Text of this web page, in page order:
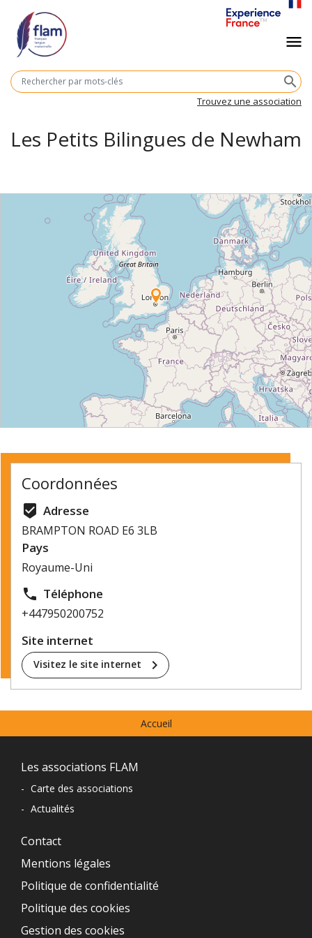
contenu
principal
Navigation
principalesearch
Trouvez une association
menu
Les Petits Bilingues de Newham
©OpenStreetMapcontributors.
Coordonnées
beenhere Adresse
BRAMPTON ROAD E6 3LB
Pays
Royaume-Uni
local_phone Téléphone
+447950200752
Site internet
Visitez le site internet chevron_right
Accueil
Navigation
du
pied
de
page
Les associations FLAM
- Carte des associations
- Actualités
Contact
Mentions légales
Politique de confidentialité
Politique des cookies
Gestion des cookies